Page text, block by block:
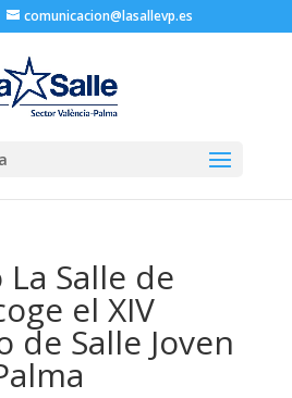
comunicacion@lasallevp.es
La Salle de
el XIV
de Salle Joven